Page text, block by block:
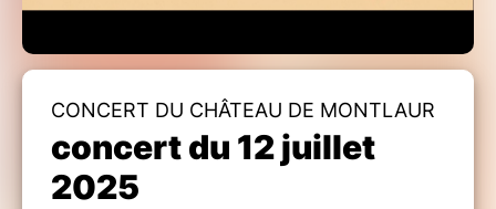
CONCERT DU CHÂTEAU DE MONTLAUR
concert du 12 juillet
2025